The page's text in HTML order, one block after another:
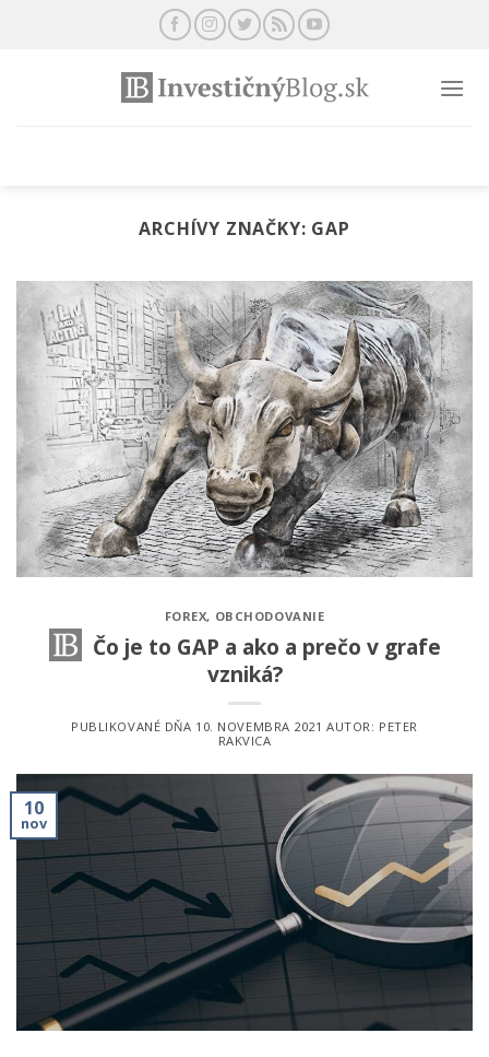
ARCHÍVY ZNAČKY: GAP
FOREX, OBCHODOVANIE
Čo je to GAP a ako a prečo v grafe
vzniká?
PUBLIKOVANÉ DŇA 10. NOVEMBRA 2021 AUTOR: PETER
RAKVICA
10
nov